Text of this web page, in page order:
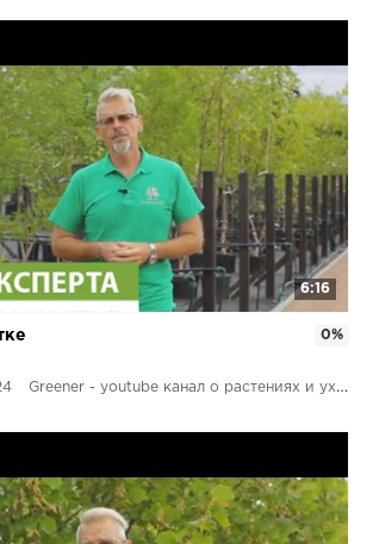
6:16
Greener - youtube канал о растениях и уходе за ним
0%